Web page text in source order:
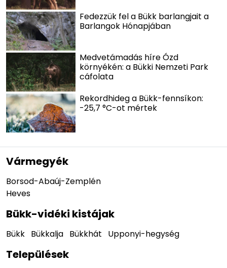
Fedezzük fel a Bükk barlangjait a
Barlangok Hónapjában
Medvetámadás híre Ózd
környékén: a Bükki Nemzeti Park
cáfolata
Rekordhideg a Bükk-fennsíkon:
-25,7 °C-ot mértek
Vármegyék
Borsod-Abaúj-Zemplén
Heves
Bükk-vidéki kistájak
Bükk Bükkalja Bükkhát Upponyi-hegység
Települések